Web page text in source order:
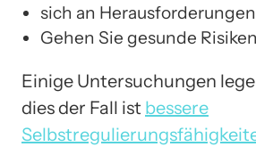
sich an
Gehen Sie gesunde
Einige Untersuchungen
dies der Fall ist bessere